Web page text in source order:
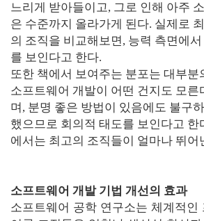
느리게 받아들이고, 그로 인해 아주
은 수준까지 올라가게 된다. 실제로
의 조직을 비교해보면, 능력 측면에
를 보인다고 한다.
또한 책에서 보여주는 분포는 대부분
소프트웨어 개발이 어떤 건지도 모른
며, 분명 좋은 방법이 있음에도 불구
했으므로 회의적 태도를 보인다고 한
에서는 최고의 조직들이 얼마나 뛰어
소프트웨어 개발 기법 개선의 효과
소프트웨어 공학 연구소는 체계적인